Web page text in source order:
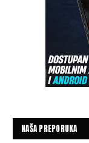
NAŠA PREPORUKA